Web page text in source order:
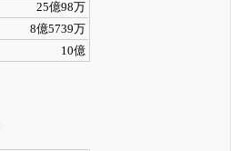
25億98万
8億5739万
10億